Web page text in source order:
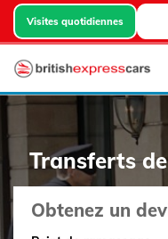
Visites quotidiennes
Transferts
Obtenez un